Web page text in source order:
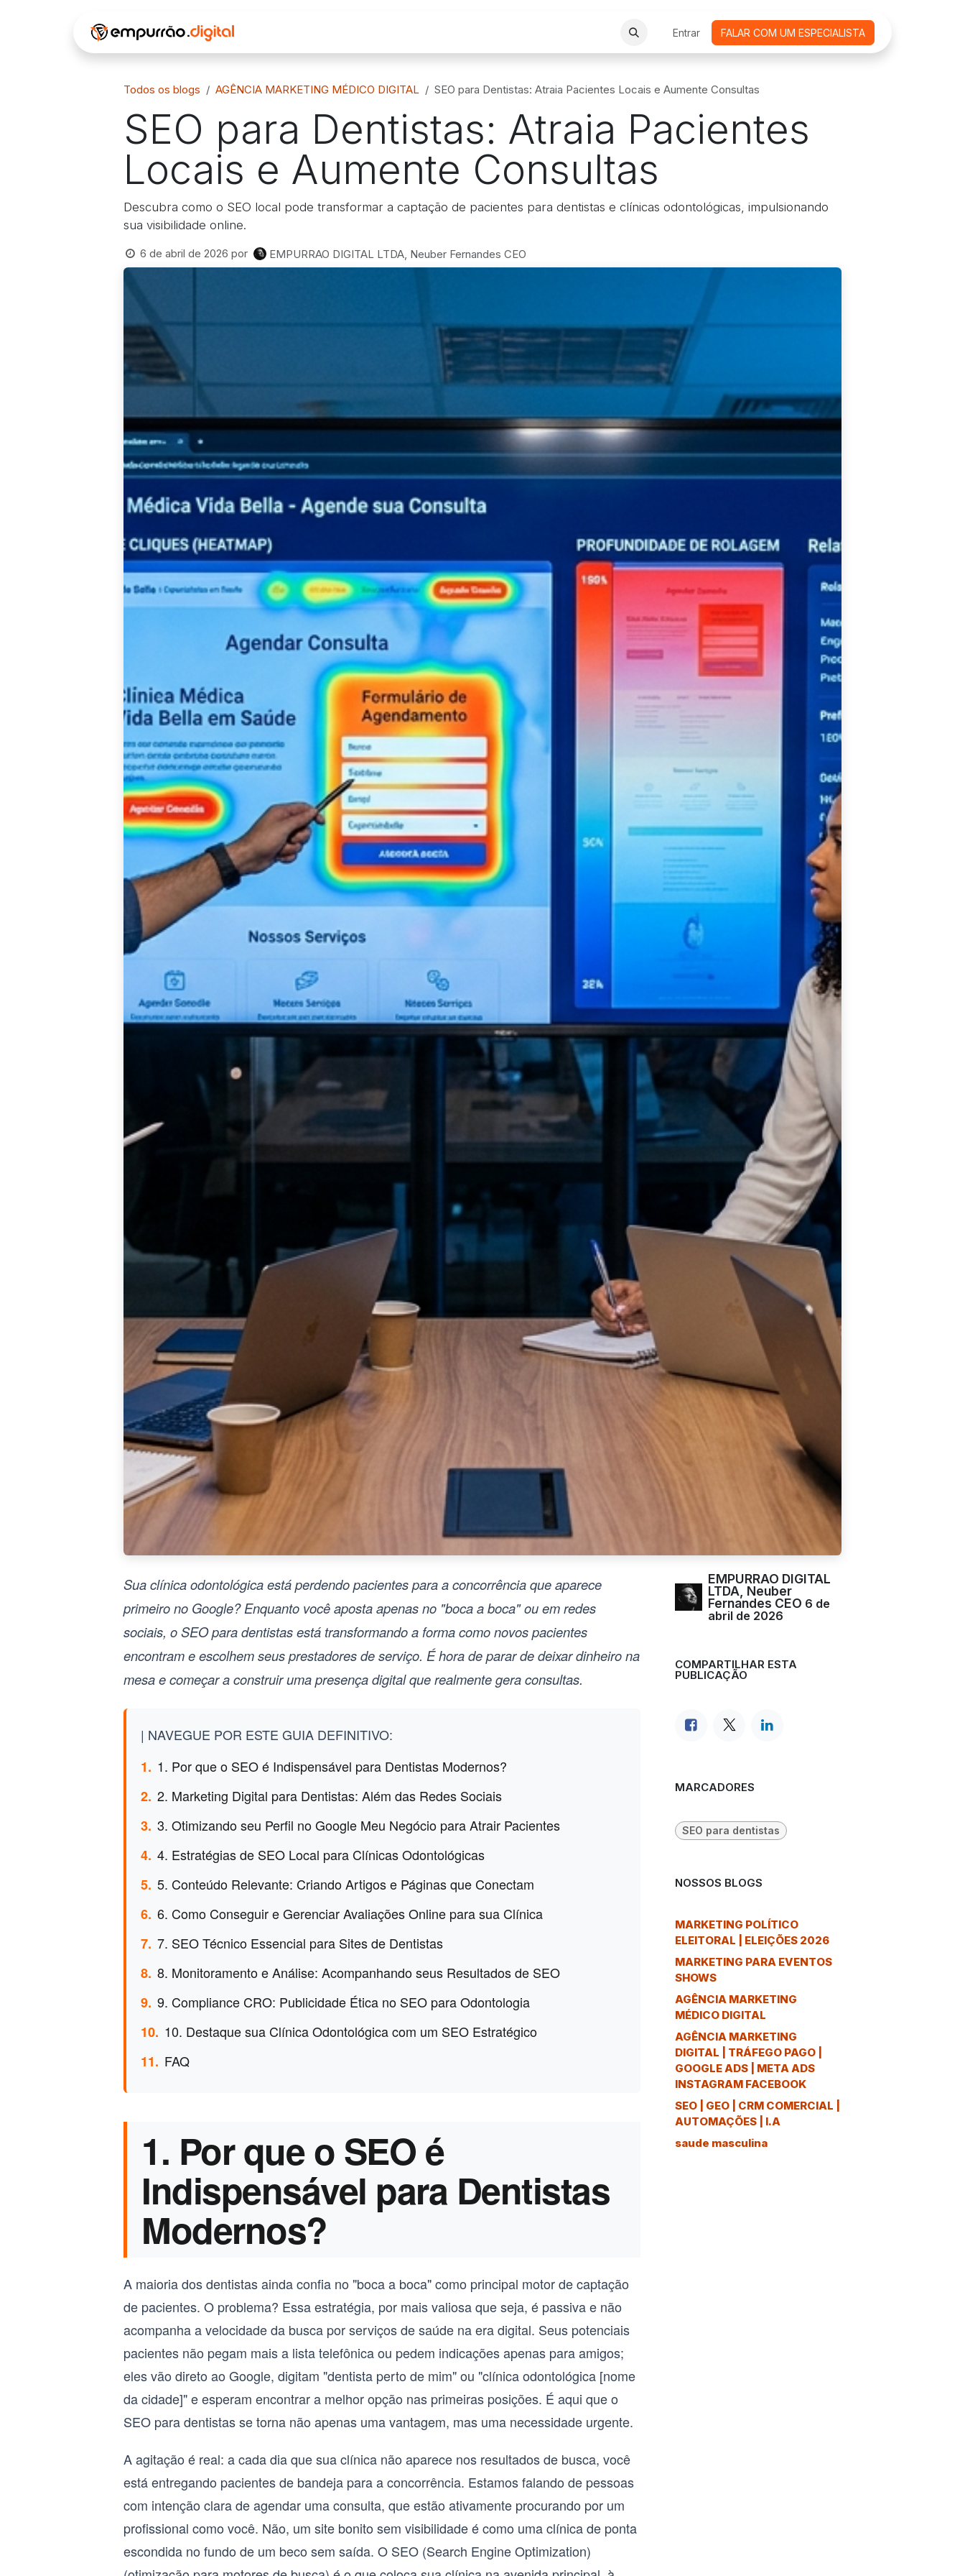
LOJA VIRTUAL CURSOS ONLINE AGENDAMENTO DE REUNIÕES
Entrar FALAR COM UM ESPECIALISTA
Todos os blogs AGÊNCIA MARKETING MÉDICO DIGITAL SEO para Dentistas: Atraia Pacientes Locais e Aumente Consultas
SEO para Dentistas: Atraia Pacientes
Locais e Aumente Consultas
Descubra como o SEO local pode transformar a captação de pacientes para dentistas e clínicas odontológicas, impulsionando
sua visibilidade online.
6 de abril de 2026 por EMPURRAO DIGITAL LTDA, Neuber Fernandes CEO
Sua clínica odontológica está perdendo pacientes para a concorrência que aparece
primeiro no Google? Enquanto você aposta apenas no "boca a boca" ou em redes
sociais, oSEO para dentistasestá transformando a forma como novos pacientes
encontram e escolhem seus prestadores de serviço. É hora de parar de deixar dinheiro na
mesa e começar a construir uma presença digital que realmente gera consultas.
| NAVEGUE POR ESTE GUIA DEFINITIVO:
1. 1. Por que o SEO é Indispensável para Dentistas Modernos?
2. 2. Marketing Digital para Dentistas: Além das Redes Sociais
3. 3. Otimizando seu Perfil no Google Meu Negócio para Atrair Pacientes
4. 4. Estratégias de SEO Local para Clínicas Odontológicas
5. 5. Conteúdo Relevante: Criando Artigos e Páginas que Conectam
6. 6. Como Conseguir e Gerenciar Avaliações Online para sua Clínica
7. 7. SEO Técnico Essencial para Sites de Dentistas
8. 8. Monitoramento e Análise: Acompanhando seus Resultados de SEO
9. 9. Compliance CRO: Publicidade Ética no SEO para Odontologia
10. 10. Destaque sua Clínica Odontológica com um SEO Estratégico
11. FAQ
1. Por que o SEO é
Indispensável para Dentistas
Modernos?
A maioria dos dentistas ainda confia no "boca a boca" como principal motor de captação
de pacientes. O problema? Essa estratégia, por mais valiosa que seja, é passiva e não
acompanha a velocidade da busca por serviços de saúde na era digital. Seus potenciais
pacientes não pegam mais a lista telefônica ou pedem indicações apenas para amigos;
eles vão direto ao Google, digitam "dentista perto de mim" ou "clínica odontológica [nome
da cidade]" e esperam encontrar a melhor opção nas primeiras posições. É aqui que o
SEO para dentistasse torna não apenas uma vantagem, mas uma necessidade urgente.
A agitação é real: a cada dia que sua clínica não aparece nos resultados de busca, você
está entregando pacientes de bandeja para a concorrência. Estamos falando de pessoas
com intenção clara de agendar uma consulta, que estão ativamente procurando por um
profissional como você. Não, um site bonito sem visibilidade é como uma clínica de ponta
escondida no fundo de um beco sem saída. O SEO (Search Engine Optimization)
EMPURRAO DIGITAL
LTDA, Neuber
Fernandes CEO 6 de
abril de 2026
COMPARTILHAR ESTA
PUBLICAÇÃO
MARCADORES
SEO para dentistas
NOSSOS BLOGS
MARKETING POLÍTICO
ELEITORAL | ELEIÇÕES 2026
MARKETING PARA EVENTOS
SHOWS
AGÊNCIA MARKETING
MÉDICO DIGITAL
AGÊNCIA MARKETING
DIGITAL | TRÁFEGO PAGO |
GOOGLE ADS | META ADS
INSTAGRAM FACEBOOK
SEO | GEO | CRM COMERCIAL |
AUTOMAÇÕES | I.A
saude masculina